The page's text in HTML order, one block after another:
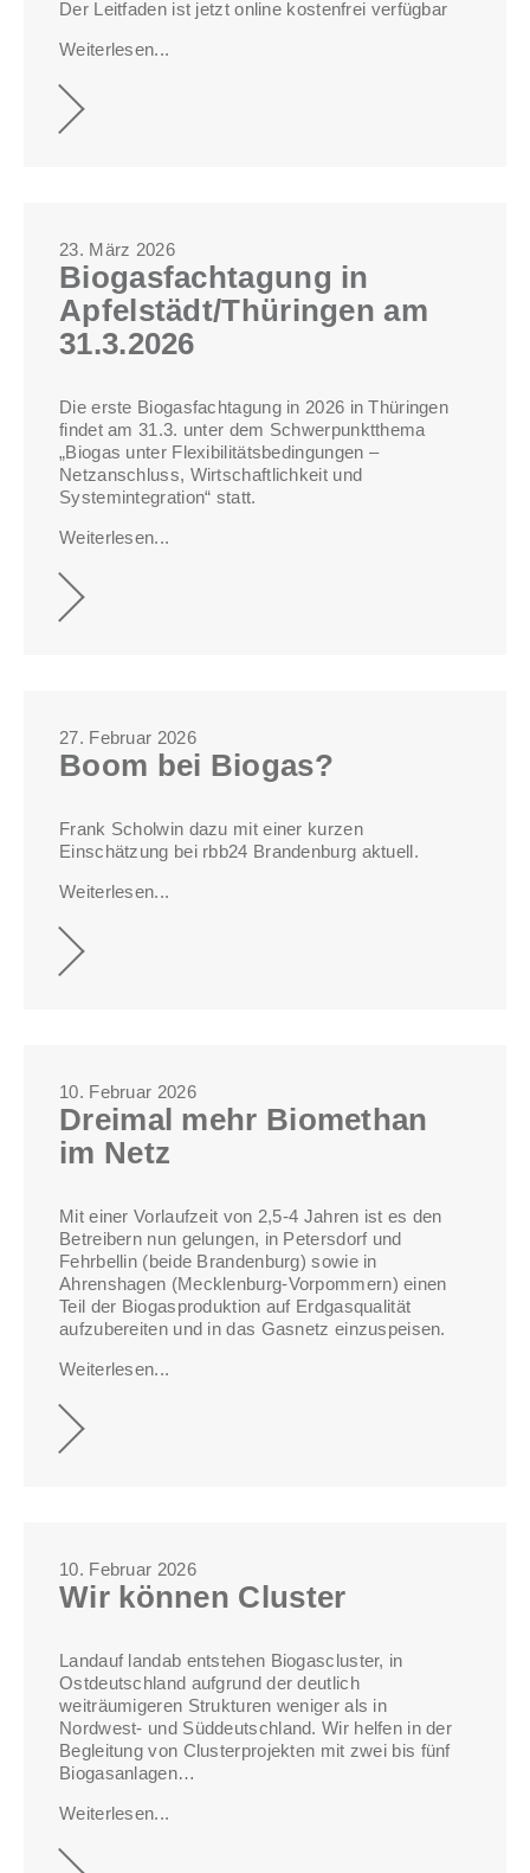
Der Leitfaden ist jetzt online kostenfrei verfügbar
Weiterlesen...
23. März 2026
Biogasfachtagung in
Apfelstädt/Thüringen am
31.3.2026
Die erste Biogasfachtagung in 2026 in Thüringen
findet am 31.3. unter dem Schwerpunktthema
„Biogas unter Flexibilitätsbedingungen –
Netzanschluss, Wirtschaftlichkeit und
Systemintegration“ statt.
Weiterlesen...
27. Februar 2026
Boom bei Biogas?
Frank Scholwin dazu mit einer kurzen
Einschätzung bei rbb24 Brandenburg aktuell.
Weiterlesen...
10. Februar 2026
Dreimal mehr Biomethan
im Netz
Mit einer Vorlaufzeit von 2,5-4 Jahren ist es den
Betreibern nun gelungen, in Petersdorf und
Fehrbellin (beide Brandenburg) sowie in
Ahrenshagen (Mecklenburg-Vorpommern) einen
Teil der Biogasproduktion auf Erdgasqualität
aufzubereiten und in das Gasnetz einzuspeisen.
Weiterlesen...
10. Februar 2026
Wir können Cluster
Landauf landab entstehen Biogascluster, in
Ostdeutschland aufgrund der deutlich
weiträumigeren Strukturen weniger als in
Nordwest- und Süddeutschland. Wir helfen in der
Begleitung von Clusterprojekten mit zwei bis fünf
Biogasanlagen…
Weiterlesen...